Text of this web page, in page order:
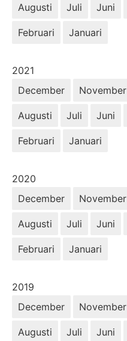
Augusti Juli Juni
Februari Januari
År:
2021
December
November
Augusti Juli Juni
Februari Januari
År:
2020
December
November
Augusti Juli Juni
Februari Januari
År:
2019
December
November
Augusti Juli Juni